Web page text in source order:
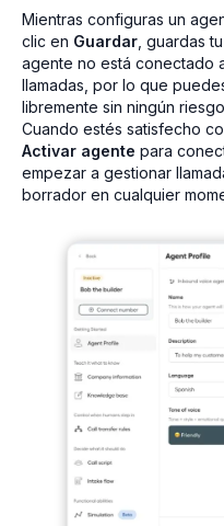
Mientras configuras un
clic en Guardar, guardas
agente no está conectado
llamadas, por lo que
libremente sin ningún
Cuando estés satisfecho
Activar agente para
empezar a gestionar
borrador en cualquier